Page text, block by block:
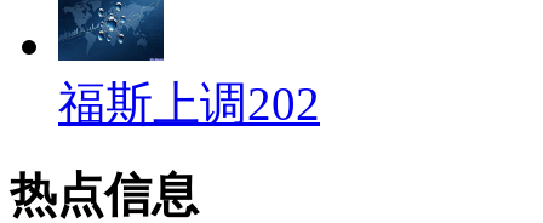
福斯上调202
热点信息